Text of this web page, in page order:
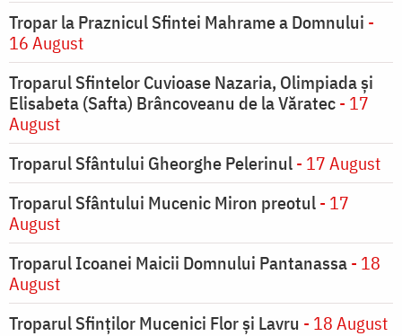
Tropar la Praznicul Sfintei Mahrame a Domnului -
16 August
Troparul Sfintelor Cuvioase Nazaria, Olimpiada și
Elisabeta (Safta) Brâncoveanu de la Văratec- 17
August
Troparul Sfântului Gheorghe Pelerinul- 17 August
Troparul Sfântului Mucenic Miron preotul- 17
August
Troparul Icoanei Maicii Domnului Pantanassa- 18
August
Troparul Sfinţilor Mucenici Flor şi Lavru - 18 August